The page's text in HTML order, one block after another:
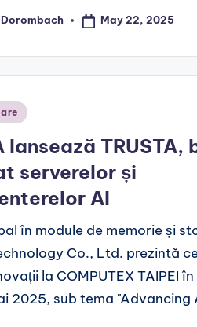
May 22, 2025
lansează TRUSTA,
serverelor și
AI
în module de memorie și
Co., Ltd. prezintă
la COMPUTEX TAIPEI
2025, sub tema "Advancing